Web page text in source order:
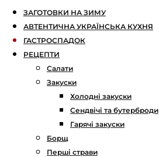
ЗАГОТОВКИ НА ЗИМУ
АВТЕНТИЧНА УКРАЇНСЬКА КУХНЯ
ГАСТРОСПАДОК
РЕЦЕПТИ
Салати
Закуски
Холодні закуски
Сендвічі та бутерброди
Гарячі закуски
Борщ
Перші страви